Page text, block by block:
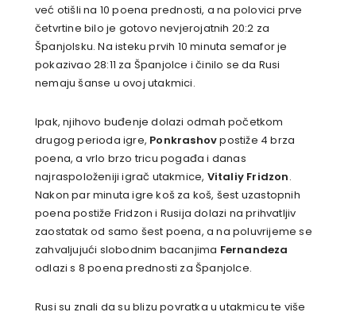
već otišli na 10 poena prednosti, a na polovici prve
četvrtine bilo je gotovo nevjerojatnih 20:2 za
Španjolsku. Na isteku prvih 10 minuta semafor je
pokazivao 28:11 za Španjolce i činilo se da Rusi
nemaju šanse u ovoj utakmici.
Ipak, njihovo buđenje dolazi odmah početkom
drugog perioda igre, Ponkrashovpostiže 4 brza
poena, a vrlo brzo tricu pogađa i danas
najraspoloženiji igrač utakmice, Vitaliy Fridzon.
Nakon par minuta igre koš za koš, šest uzastopnih
poena postiže Fridzon i Rusija dolazi na prihvatljiv
zaostatak od samo šest poena, a na poluvrijeme se
zahvaljujući slobodnim bacanjima Fernandeza
odlazi s 8 poena prednosti za Španjolce.
Rusi su znali da su blizu povratka u utakmicu te više